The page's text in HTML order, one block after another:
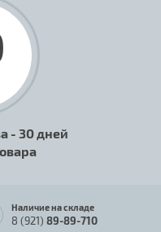
- 30 дней
Наличие на складе
8 (921) 89-89-710